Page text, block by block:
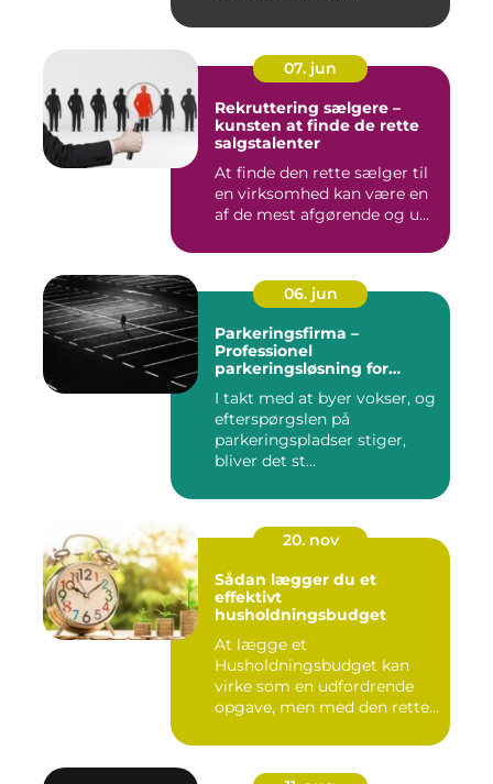
07. jun
Rekruttering sælgere –
kunsten at finde de rette
salgstalenter
At finde den rette sælger til
en virksomhed kan være en
af de mest afgørende og u...
06. jun
Parkeringsfirma –
Professionel
parkeringsløsning for
I takt med at byer vokser, og
efterspørgslen på
parkeringspladser stiger,
bliver det st...
20. nov
Sådan lægger du et
effektivt
husholdningsbudget
At lægge et
Husholdningsbudget kan
virke som en udfordrende
opgave, men med den rette